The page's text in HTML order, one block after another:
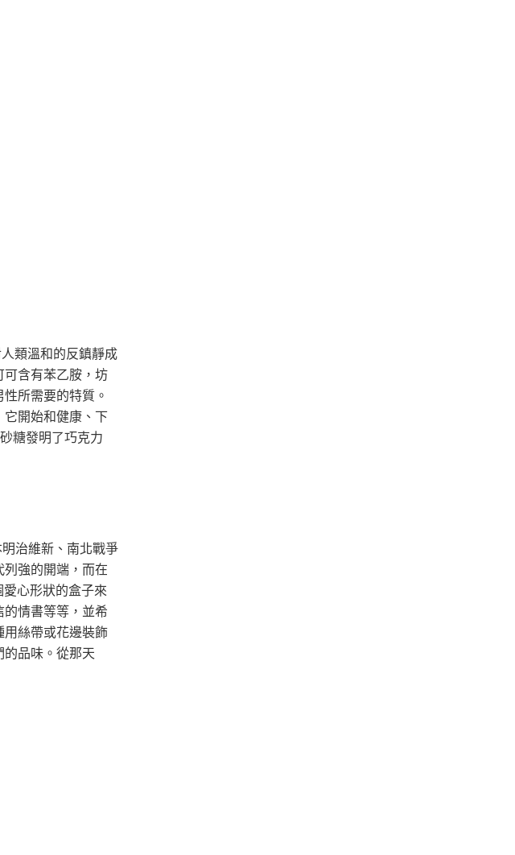
類溫和的反鎮靜成
含有苯乙胺，坊
所需要的特質。
開始和健康、下
糖發明了巧克力
治維新、南北戰爭
強的開端，而在
心形狀的盒子來
情書等等，並希
絲帶或花邊裝飾
品味。從那天